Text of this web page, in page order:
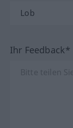
Ihr Feedback*